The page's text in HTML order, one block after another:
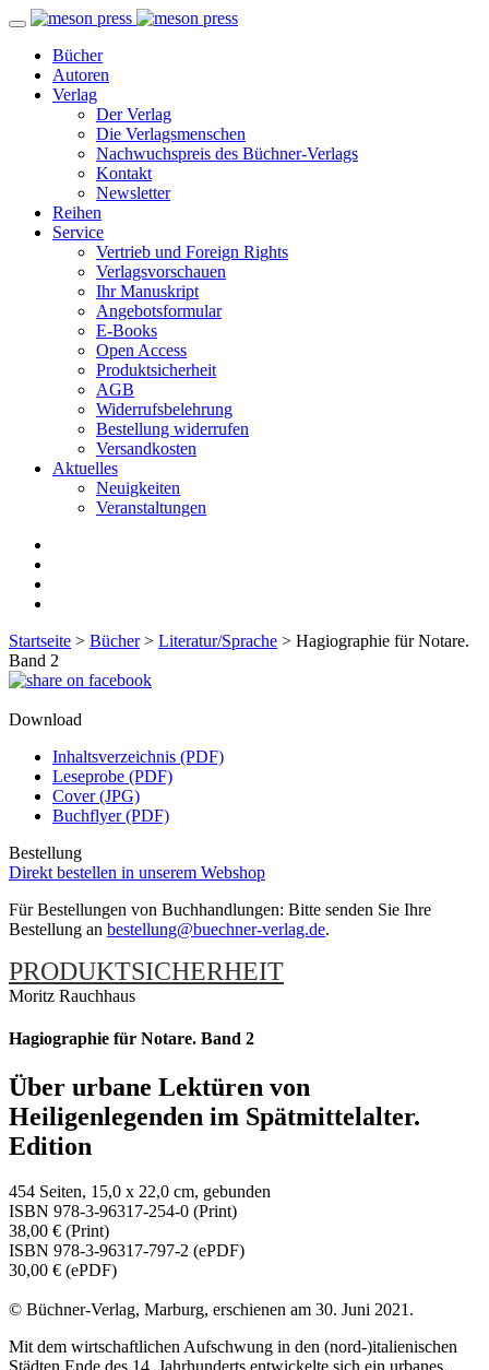
Bücher
Autoren
Verlag
Der Verlag
Die Verlagsmenschen
Nachwuchspreis des Büchner-Verlags
Kontakt
Newsletter
Reihen
Service
Vertrieb und Foreign Rights
Verlagsvorschauen
Ihr Manuskript
Angebotsformular
E-Books
Open Access
Produktsicherheit
AGB
Widerrufsbelehrung
Bestellung widerrufen
Versandkosten
Aktuelles
Neuigkeiten
Veranstaltungen
Startseite > Bücher> Literatur/Sprache > Hagiographie für Notare.
Band 2
Download
Inhaltsverzeichnis (PDF)
Leseprobe (PDF)
Cover (JPG)
Buchflyer (PDF)
Bestellung
Direkt bestellen in unserem Webshop
Für Bestellungen von Buchhandlungen: Bitte senden Sie Ihre
Bestellung an bestellung@buechner-verlag.de.
PRODUKTSICHERHEIT
Moritz Rauchhaus
Hagiographie für Notare. Band 2
Über urbane Lektüren von
Heiligenlegenden im Spätmittelalter.
Edition
454 Seiten, 15,0 x 22,0 cm, gebunden
ISBN 978-3-96317-254-0 (Print)
38,00 € (Print)
ISBN 978-3-96317-797-2 (ePDF)
30,00 € (ePDF)
© Büchner-Verlag, Marburg, erschienen am 30. Juni 2021.
Mit dem wirtschaftlichen Aufschwung in den (nord-)italienischen